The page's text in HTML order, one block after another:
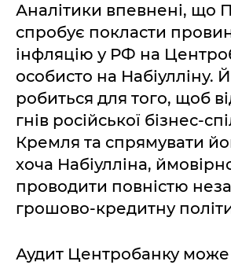
Аналітики впевнені, що
спробує покласти
інфляцію у РФ на
особисто на Набіулліну.
робиться для того, щоб
гнів російської бізнес-
Кремля та спрямувати
хоча Набіулліна,
проводити повністю
грошово-кредитну
Аудит Центробанку може